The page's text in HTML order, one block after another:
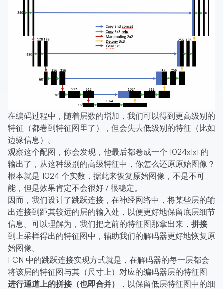
在编码过程中，随着层数的增加，我们可以得到更高级别的
特征（都卷到特征图里了），但会失去低级别的特征（比如
边缘信息）。
观察这个配图，你会发现，他最后都卷成一个 1024x1x1 的
输出了，从这种级别的高级特征中，你怎么还原原始图像？
根本就是 1024 个实数，据此来恢复原始图像，不是不可
能，但是效果肯定不会很好 / 很稳定。
因而，我们设计了跳跃连接，在神经网络中，将某些层的输
出连接到距其较远的层的输入处，以便更好地保留底层细节
信息。可以理解为，我们把之前的特征图那拿出来， 拼接
到上采样得出的特征图中，辅助我们的解码器更好地恢复原
始图像。
FCN 中的跳跃连接实现方式就是，在解码器的每一层都会
将该层的特征图与其（尺寸上）对应的编码器层的特征图
进行通道上的拼接（也即合并）
，以保留低层特征图中的细